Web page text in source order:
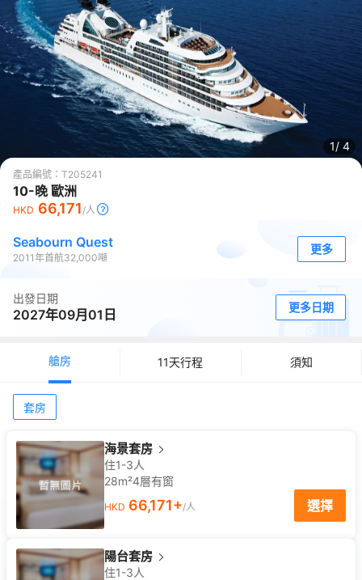
1/ 4
產品編號： T205241
10-晚 歐洲
HKD 66,171/人
Seabourn Quest
2011年首航32,000噸
更多
出發日期
2027年09月01日 更多日期
艙房 11天行程 須知
套房
海景套房
住1-3人
28m²4層有窗
HKD 66,171+/人 選擇
陽台套房
住1-3人